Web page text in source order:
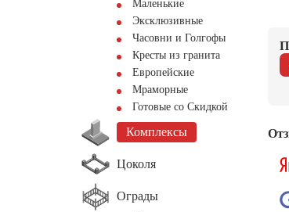
Маленькие
Эксклюзивные
Часовни и Голгофы
Кресты из гранита
Европейские
Мраморные
Готовые со Скидкой
Комплексы
Цоколя
Ограды